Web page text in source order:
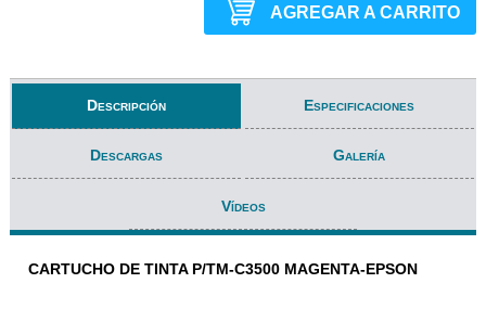
AGREGAR A CARRITO
Descripción Especificaciones
Descargas Galería
Vídeos
CARTUCHO DE TINTA P/TM-C3500 MAGENTA-EPSON